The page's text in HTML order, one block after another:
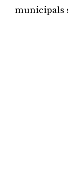
municipals